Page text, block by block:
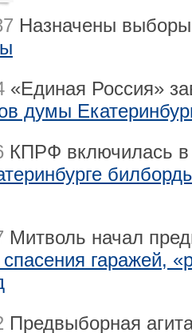
Назначены
«Единая Россия»
думы
КПРФ включилась
Митволь начал
спасения гаражей,
Предвыборная